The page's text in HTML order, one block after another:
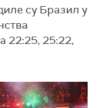
су Бразил у
22:25, 25:22,